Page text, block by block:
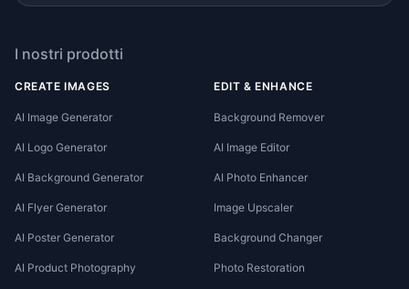
I nostri prodotti
CREATE IMAGES
AI Image Generator
AI Logo Generator
AI Background Generator
AI Flyer Generator
AI Poster Generator
AI Product Photography
EDIT & ENHANCE
Background Remover
AI Image Editor
AI Photo Enhancer
Image Upscaler
Background Changer
Photo Restoration